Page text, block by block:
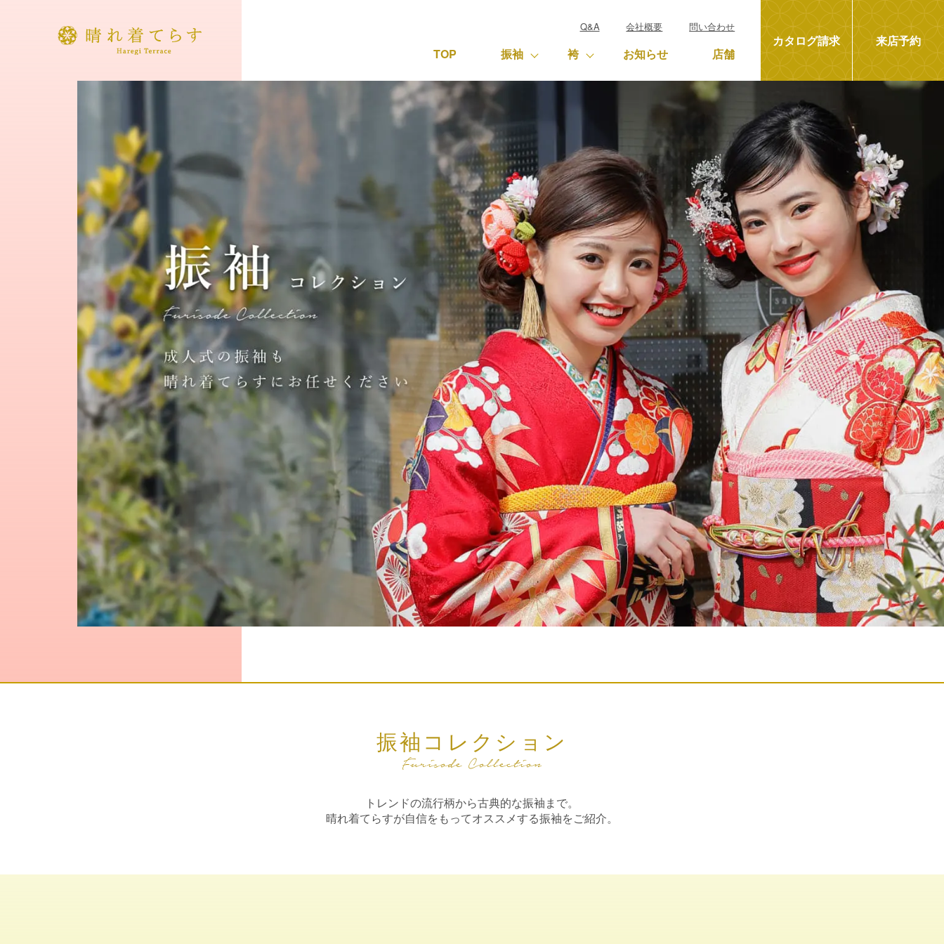
Q&A 会社概要 問い合わせ
TOP 振袖 袴 お知らせ 店舗
カタログ請求 来店予約
振袖コレクション
トレンドの流行柄から古典的な振袖まで。
晴れ着てらすが自信をもってオススメする振袖をご紹介。